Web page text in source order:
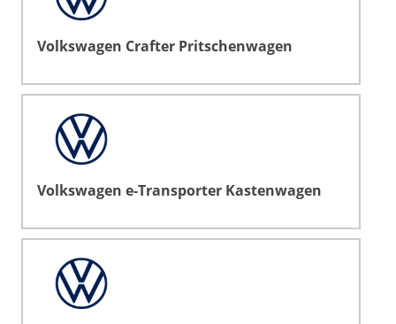
Volkswagen Crafter Pritschenwagen
Volkswagen e-Transporter Kastenwagen